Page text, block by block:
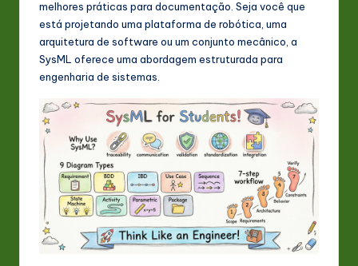
in
melhores práticas para documentação. Seja você que
está projetando uma plataforma de robótica, uma
arquitetura de software ou um conjunto mecânico, a
SysML oferece uma abordagem estruturada para
engenharia de sistemas.